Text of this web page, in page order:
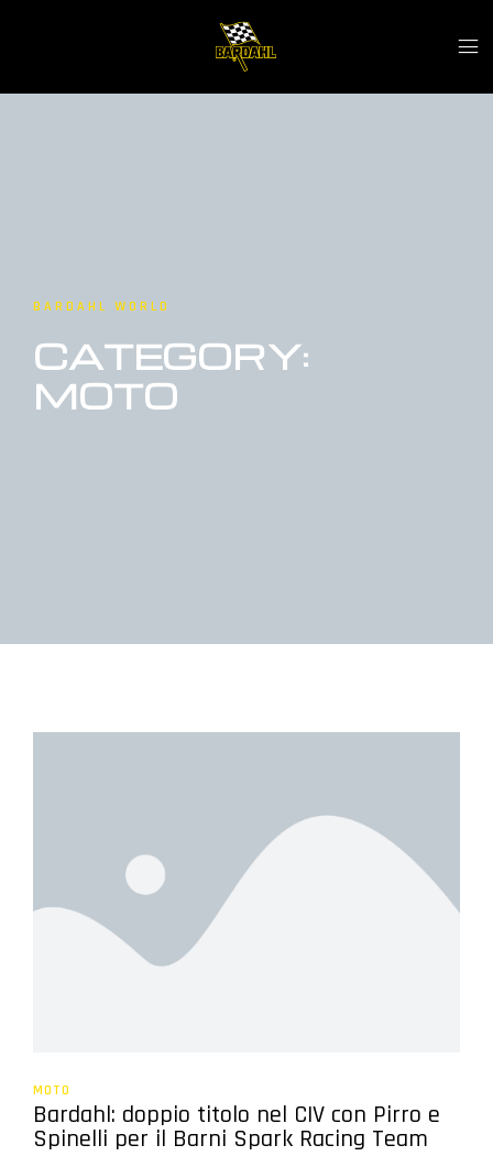
BARDAHL WORLD
CATEGORY:
MOTO
MOTO
Bardahl: doppio titolo nel CIV con Pirro e
Spinelli per il Barni Spark Racing Team